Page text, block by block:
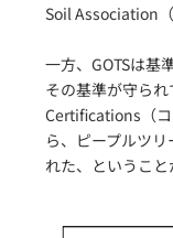
Soil Association
一方、GOTSは基
その基準が守ら
Certifications（コ
ら、ピープルツ
れた、というこ